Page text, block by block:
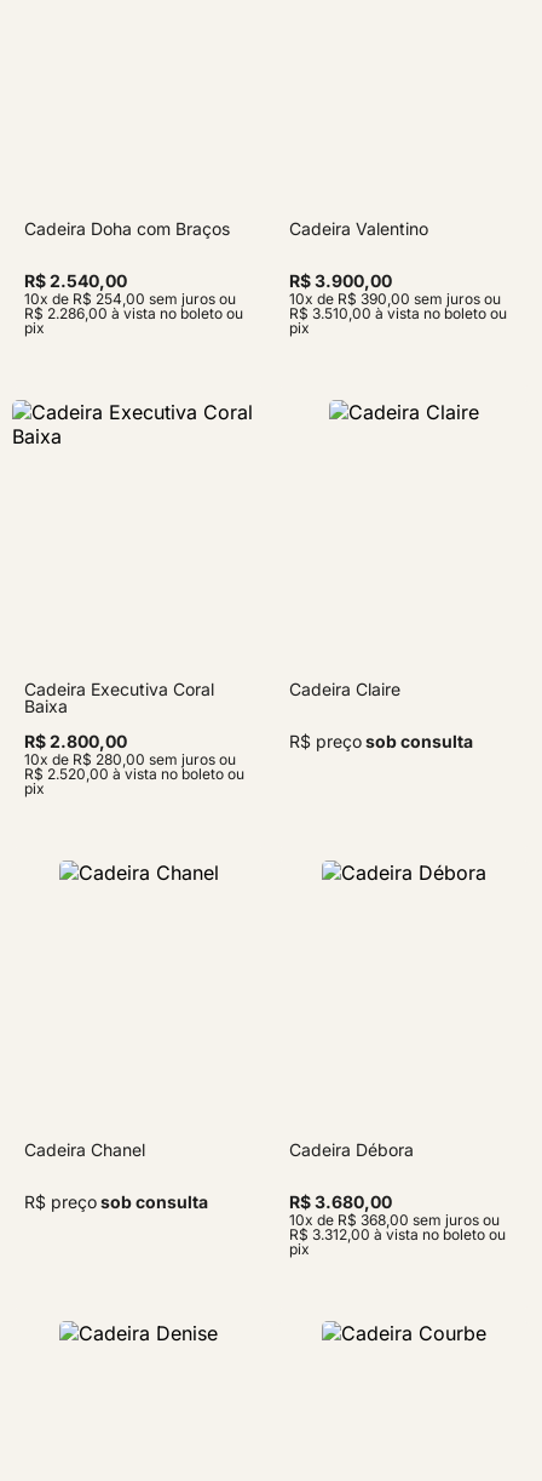
Cadeira Doha com Braços
R$ 2.540,00
10x de R$ 254,00 sem juros ou
R$ 2.286,00 à vista no boleto ou
pix
Cadeira Valentino
R$ 3.900,00
10x de R$ 390,00 sem juros ou
R$ 3.510,00 à vista no boleto ou
pix
Cadeira Executiva Coral
Baixa
R$ 2.800,00
10x de R$ 280,00 sem juros ou
R$ 2.520,00 à vista no boleto ou
pix
Cadeira Claire
R$ preçosob consulta
Cadeira Chanel
R$ preçosob consulta
Cadeira Débora
R$ 3.680,00
10x de R$ 368,00 sem juros ou
R$ 3.312,00 à vista no boleto ou
pix